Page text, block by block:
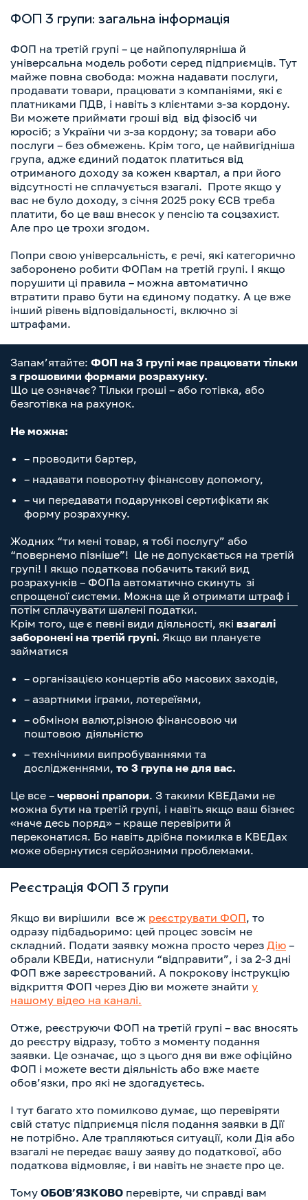
ФОП 3 групи: загальна інформація
ФОП на третій групі – це найпопулярніша й
універсальна модель роботи серед підприємців. Тут
майже повна свобода: можна надавати послуги,
продавати товари, працювати з компаніями, які є
платниками ПДВ, і навіть з клієнтами з-за кордону.
Ви можете приймати гроші від від фізосіб чи
юросіб; з України чи з-за кордону; за товари або
послуги – без обмежень. Крім того, це найвигідніша
група, адже єдиний податок платиться від
отриманого доходу за кожен квартал, а при його
відсутності не сплачується взагалі. Проте якщо у
вас не було доходу, з січня 2025 року ЄСВ треба
платити, бо це ваш внесок у пенсію та соцзахист.
Але про це трохи згодом.
Попри свою універсальність, є речі, які категорично
заборонено робити ФОПам на третій групі. І якщо
порушити ці правила – можна автоматично
втратити право бути на єдиному податку. А це вже
інший рівень відповідальності, включно зі
штрафами.
Запам’ятайте: ФОП на 3 групі має працювати тільки
з грошовими формами розрахунку.
Що це означає? Тільки гроші – або готівка, або
безготівка на рахунок.
Не можна:
– проводити бартер,
– надавати поворотну фінансову допомогу,
– чи передавати подарункові сертифікати як
форму розрахунку.
Жодних “ти мені товар, я тобі послугу” або
“повернемо пізніше”! Це не допускається на третій
групі! І якщо податкова побачить такий вид
розрахунків – ФОПа автоматично скинуть зі
спрощеної системи. Можна ще й отримати штраф і
потім сплачувати шалені податки.
Крім того, ще є певні види діяльності, які взагалі
заборонені на третій групі. Якщо ви плануєте
займатися
– організацією концертів або масових заходів,
– азартними іграми, лотереїями,
– обміном валют,різною фінансовою чи
поштовою діяльністю
– технічними випробуваннями та
дослідженнями, то 3 група не для вас.
Це все – червоні прапори. З такими КВЕДами не
можна бути на третій групі, і навіть якщо ваш бізнес
«наче десь поряд» – краще перевірити й
переконатися. Бо навіть дрібна помилка в КВЕДах
може обернутися серйозними проблемами.
Реєстрація ФОП 3 групи
Якщо ви вирішили все ж реєструвати ФОП, то
одразу підбадьоримо: цей процес зовсім не
складний. Подати заявку можна просто через Дію –
обрали КВЕДи, натиснули “відправити”, і за 2-3 дні
ФОП вже зареєстрований. А покрокову інструкцію
відкриття ФОП через Дію ви можете знайти у
нашому відео на каналі.
Отже, реєструючи ФОП на третій групі – вас вносять
до реєстру відразу, тобто з моменту подання
заявки. Це означає, що з цього дня ви вже офіційно
ФОП і можете вести діяльність або вже маєте
обов’язки, про які не здогадуєтесь.
І тут багато хто помилково думає, що перевіряти
свій статус підприємця після подання заявки в Дії
не потрібно. Але трапляються ситуації, коли Дія або
взагалі не передає вашу заяву до податкової, або
податкова відмовляє, і ви навіть не знаєте про це.
Тому ОБОВ’ЯЗКОВО перевірте, чи справді вам